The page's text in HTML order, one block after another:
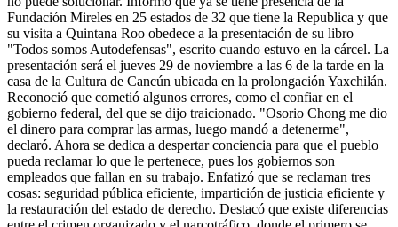
Fundación Mireles en 25 estados de 32 que tiene la Republica y que
su visita a Quintana Roo obedece a la presentación de su libro
"Todos somos Autodefensas", escrito cuando estuvo en la cárcel. La
presentación será el jueves 29 de noviembre a las 6 de la tarde en la
casa de la Cultura de Cancún ubicada en la prolongación Yaxchilán.
Reconoció que cometió algunos errores, como el confiar en el
gobierno federal, del que se dijo traicionado. "Osorio Chong me dio
el dinero para comprar las armas, luego mandó a detenerme",
declaró. Ahora se dedica a despertar conciencia para que el pueblo
pueda reclamar lo que le pertenece, pues los gobiernos son
empleados que fallan en su trabajo. Enfatizó que se reclaman tres
cosas: seguridad pública eficiente, impartición de justicia eficiente y
la restauración del estado de derecho. Destacó que existe diferencias